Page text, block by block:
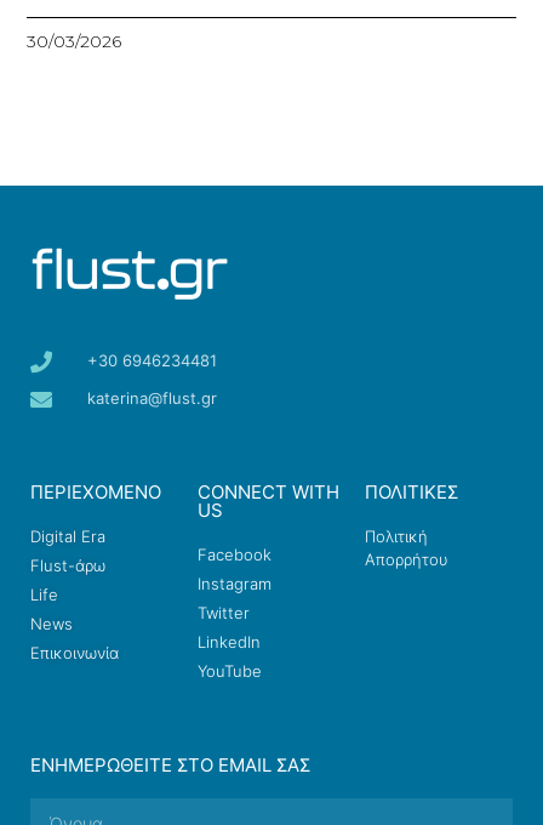
30/03/2026
+30 6946234481
katerina@flust.gr
ΠΕΡΙΕΧΟΜΕΝΟ
Digital Era
Flust-άρω
Life
News
Επικοινωνία
CONNECT WITH
US
Facebook
Instagram
Twitter
LinkedIn
YouTube
ΠΟΛΙΤΙΚΕΣ
Πολιτική
Απορρήτου
ΕΝΗΜΕΡΩΘΕΊΤΕ ΣΤΟ EMAIL ΣΑΣ